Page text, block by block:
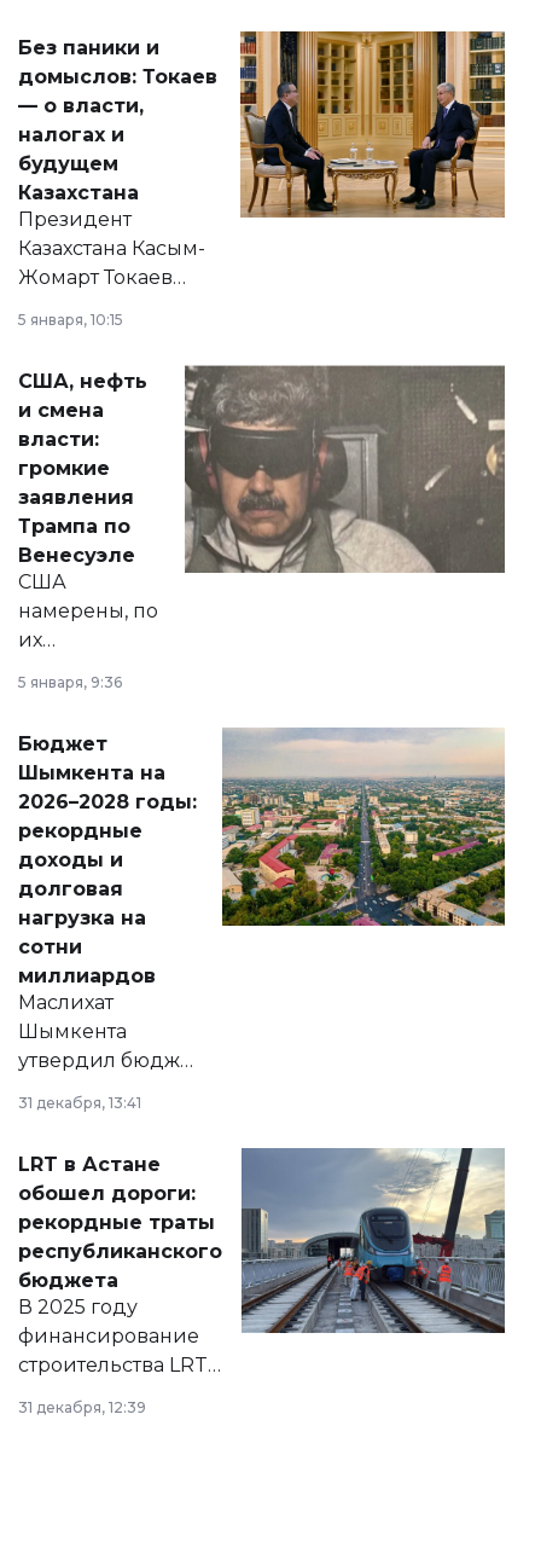
Без паники и
домыслов: Токаев
— о власти,
налогах и
будущем
Казахстана
Президент
Казахстана Касым-
Жомарт Токаев
сразу несколько
актуальных тем —
от слухов о
политических
реформах до
вопросов армии,
экономики и
личного здоровья.
5 января, 10:15
США, нефть
и смена
власти:
громкие
заявления
Трампа по
Венесуэле
США
намерены, по
их
принести
народу
Венесуэлы.
5 января, 9:36
Бюджет
Шымкента на
2026–2028 годы:
рекордные
доходы и
долговая
нагрузка на
сотни
миллиардов
Маслихат
Шымкента
утвердил бюджет
города на 2026–
2028 годы.
документ
появился в базе
нормативных
правовых актов и
на сайте маслихат
города.
31 декабря, 13:41
LRT в Астане
обошел дороги:
рекордные траты
республиканского
бюджета
В 2025 году
финансирование
строительства LRT
в Астане из
республиканского
31 декабря, 12:39